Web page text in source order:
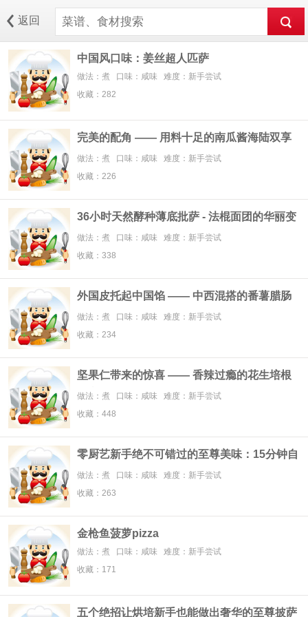
返回
中国风口味：姜丝超人匹萨
做法：煮 口味：咸味 难度：新手尝试
收藏：282
完美的配角 —— 用料十足的南瓜酱海陆双享
披萨
做法：煮 口味：咸味 难度：新手尝试
收藏：226
36小时天然酵种薄底批萨 - 法棍面团的华丽变
身
做法：煮 口味：咸味 难度：新手尝试
收藏：338
外国皮托起中国馅 —— 中西混搭的番薯腊肠
披萨
做法：煮 口味：咸味 难度：新手尝试
收藏：234
坚果仁带来的惊喜 —— 香辣过瘾的花生培根
芝心披萨
做法：煮 口味：咸味 难度：新手尝试
收藏：448
零厨艺新手绝不可错过的至尊美味：15分钟自
制蛋黄起酥披萨
做法：煮 口味：咸味 难度：新手尝试
收藏：263
金枪鱼菠萝pizza
做法：煮 口味：咸味 难度：新手尝试
收藏：171
五个绝招让烘培新手也能做出奢华的至尊披萨